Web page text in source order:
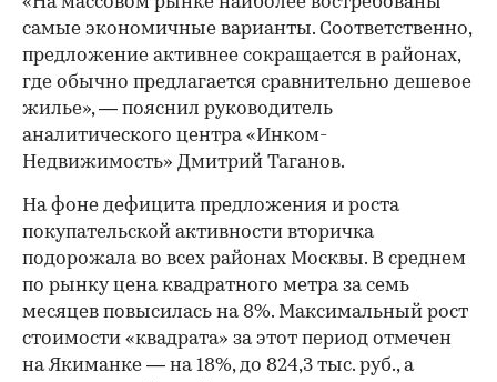
самые экономичные варианты. Соответственно,
предложение активнее сокращается в районах,
где обычно предлагается сравнительно дешевое
жилье», — пояснил руководитель
аналитического центра «Инком-
Недвижимость» Дмитрий Таганов.
На фоне дефицита предложения и роста
покупательской активности вторичка
подорожала во всех районах Москвы. В среднем
по рынку цена квадратного метра за семь
месяцев повысилась на 8%. Максимальный рост
стоимости «квадрата» за этот период отмечен
на Якиманке — на 18%, до 824,3 тыс. руб., а